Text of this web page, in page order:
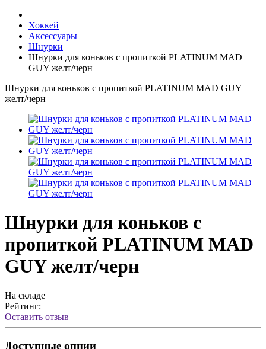
Хоккей
Аксессуары
Шнурки
Шнурки для коньков с пропиткой PLATINUM MAD
GUY желт/черн
Шнурки для коньков с пропиткой PLATINUM MAD GUY
желт/черн
Шнурки для коньков с
пропиткой PLATINUM MAD
GUY желт/черн
На складе
Рейтинг:
Оставить отзыв
Доступные опции